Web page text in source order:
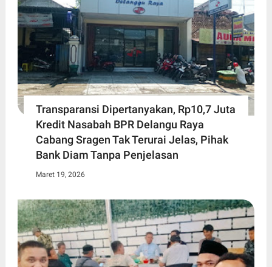
Transparansi Dipertanyakan, Rp10,7 Juta
Kredit Nasabah BPR Delangu Raya
Cabang Sragen Tak Terurai Jelas, Pihak
Bank Diam Tanpa Penjelasan
Maret 19, 2026